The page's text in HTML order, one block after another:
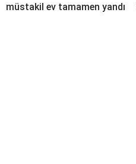
müstakil ev tamamen yandı